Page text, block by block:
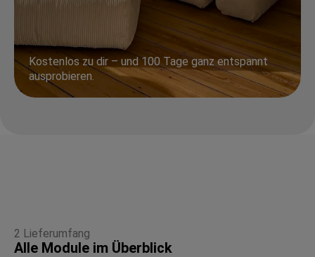
Kostenlos zu dir – und 100 Tage ganz entspannt
ausprobieren.
2 Lieferumfang
Alle Module im Überblick